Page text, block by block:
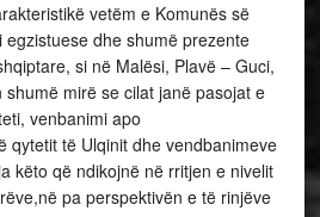
vetëm e Komunës së
egzistuese dhe shumë prezente
si në Malësi, Plavë – Guci,
shumë mirë se cilat janë pasojat e
venbanimi apo
qytetit të Ulqinit dhe vendbanimeve
këto që ndikojnë në rritjen e nivelit
pa perspektivën e të rinjëve